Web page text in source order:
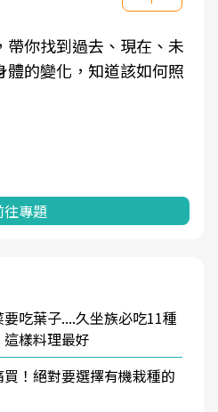
帶你找到過去、現在、未
體的變化，知道該如何照
往專題
吃葉子....久坐族必吃11種
樣料理最好
！絕對要選擇有機栽種的